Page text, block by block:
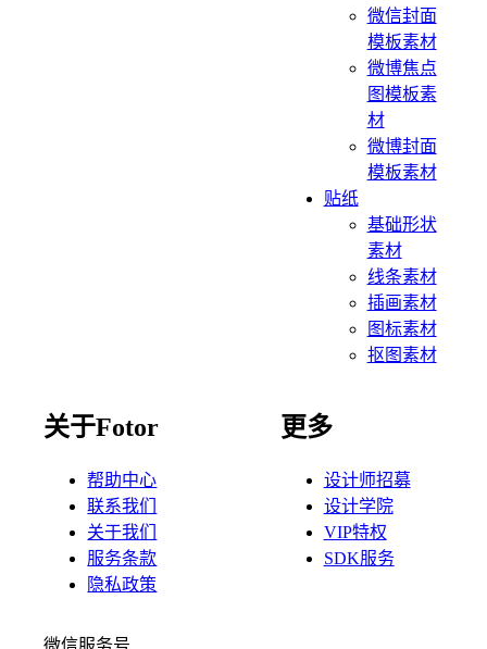
微信封面
模板素材
微博焦点
图模板素
材
微博封面
模板素材
贴纸
基础形状
素材
线条素材
插画素材
图标素材
抠图素材
关于Fotor
帮助中心
联系我们
关于我们
服务条款
隐私政策
更多
设计师招募
设计学院
VIP特权
SDK服务
微信服务号